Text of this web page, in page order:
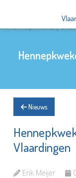
Nieuws
Vlaardingen
Erik Meijer